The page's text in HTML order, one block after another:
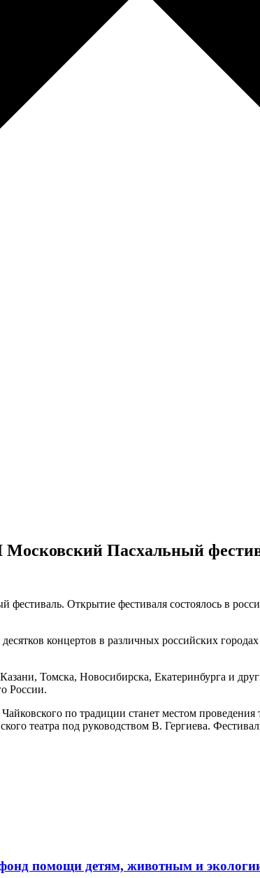
Московский Пасхальный
Открытие фестиваля состоялось в
десятков концертов в различных российских
Томска, Новосибирска, Екатеринбурга и
России.
по традиции станет местом проведения
театра под руководством В. Гергиева.
помощи детям, животным и